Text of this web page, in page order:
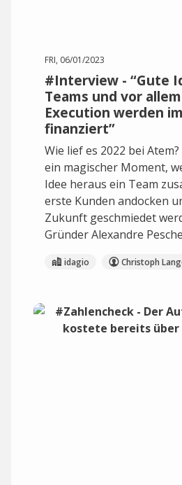
FRI, 06/01/2023
#Interview - “Gute
Teams und vor
Execution werden
finanziert”
Wie lief es 2022 bei
ein magischer Moment,
Idee heraus ein Team
erste Kunden andocken
Zukunft geschmiedet
Gründer Alexandre
idagio Christoph